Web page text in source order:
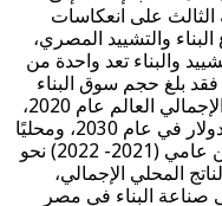
الثالث على انعكاسات
والتشييد المصري،
والبناء تعد واحدة من
بلغ حجم سوق البناء
نحو 6.4 تريليون دولار من الناتج المحلي الإجمالي العالم عام 2020،
ومن المتوقع أن يصل إلى 14.4 تريليون دولار في عام 2030، ومحليًا
بلغ نمو قطاع التشييد والبناء المصري بين عامي (2021- 2022) نحو
إجمالي الناتج المحلي الإجمالي،
صناعة البناء في مصر